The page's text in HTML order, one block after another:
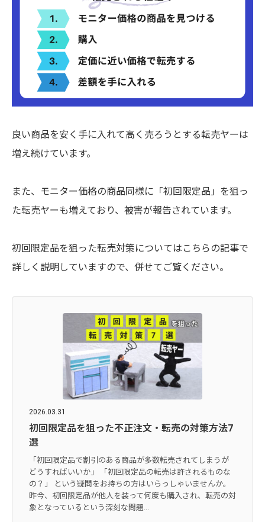
良い商品を安く手に入れて高く売ろうとする転売ヤーは
増え続けています。
また、モニター価格の商品同様に「初回限定品」を狙っ
た転売ヤーも増えており、被害が報告されています。
初回限定品を狙った転売対策についてはこちらの記事で
詳しく説明していますので、併せてご覧ください。
2026.03.31
初回限定品を狙った不正注文・転売の対策方法7
選
「初回限定品で割引のある商品が多数転売されてしまうが
どうすればいいか」 「初回限定品の転売は許されるものな
の？」 という疑問をお持ちの方はいらっしゃいませんか。
昨今、初回限定品が他人を装って何度も購入され、転売の対
象となっているという深刻な問題...